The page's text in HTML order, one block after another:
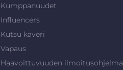
Kumppanuudet
Influencers
Kutsu kaveri
Vapaus
Haavoittuvuuden ilmoitusohjelma